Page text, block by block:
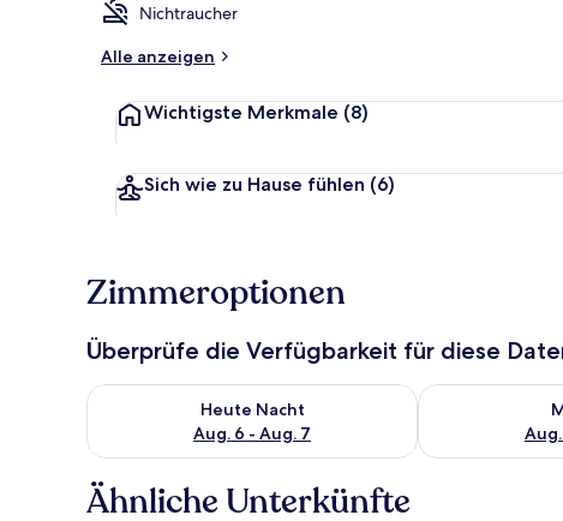
Nichtraucher
Alle anzeigen
Wichtigste Merkmale (8)
Sich wie zu Hause fühlen (6)
Zimmeroptionen
Überprüfe die Verfügbarkeit für diese
Heute Nacht
Aug. 6 - Aug. 7
Überprüfe die Verfügbarkeit für heute Nacht, Aug. 6 -
Überprüfe die
Ähnliche Unterkünfte